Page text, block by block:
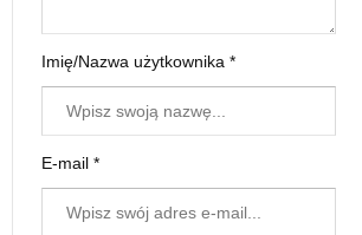
Imię/Nazwa użytkownika *
E-mail *